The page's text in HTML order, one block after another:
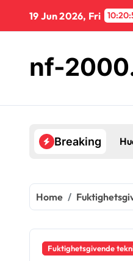
content
19 Jun 2026, Fri
nf-
Breaking
Home
Fuktighetsgivende